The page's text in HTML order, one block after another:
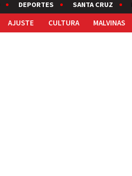
DEPORTES SANTA CRUZ
AJUSTE CULTURA MALVINAS